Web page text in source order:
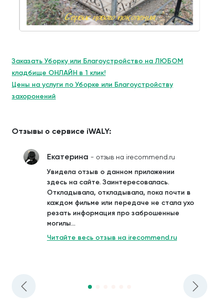
Заказать Уборку или Благоустройство на ЛЮБОМ
кладбище ОНЛАЙН в 1 клик!
Цены на услуги по Уборке или Благоустройству
захоронений
Отзывы о сервисе iWALY:
Екатерина - отзыв на irecommend.ru
Увидела отзыв о данном приложении
здесь на сайте. Заинтересовалась.
Откладывала, откладывала, пока почти в
каждом фильме или передаче не стала ухо
резать информация про заброшенные
могилы...
Читайте весь отзыв на irecommend.ru